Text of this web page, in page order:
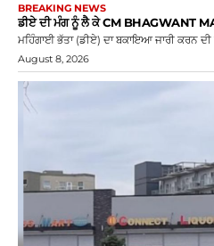
BREAKING NEWS
ਡੀਏ ਦੀ ਮੰਗ ਨੂੰ ਲੈ ਕੇ CM BHAGWANT
ਮਹਿੰਗਾਈ ਭੱਤਾ (ਡੀਏ) ਦਾ ਬਕਾਇਆ ਜਾਰੀ ਕਰਨ
August 8, 2026